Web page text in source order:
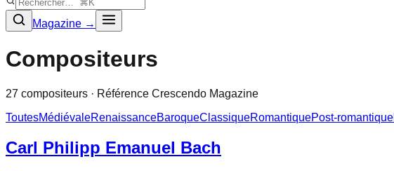
Magazine →
Compositeurs
27 compositeurs · Référence Crescendo Magazine
ToutesMédiévaleRenaissanceBaroqueClassiqueRomantiquePost-romantique
Carl Philipp Emanuel Bach